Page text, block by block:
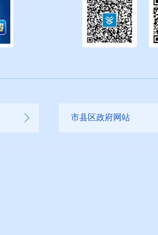
市县区政府网站